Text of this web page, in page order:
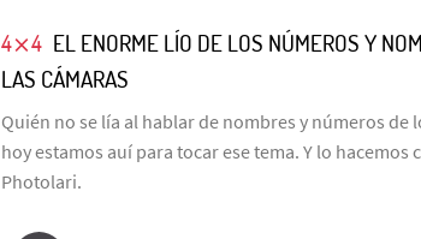
4⨯4 EL ENORME LÍO DE LOS NÚMEROS Y
LAS CÁMARAS
Quién no se lía al hablar de nombres y números de
hoy estamos auí para tocar ese tema. Y lo hacemos
Photolari.